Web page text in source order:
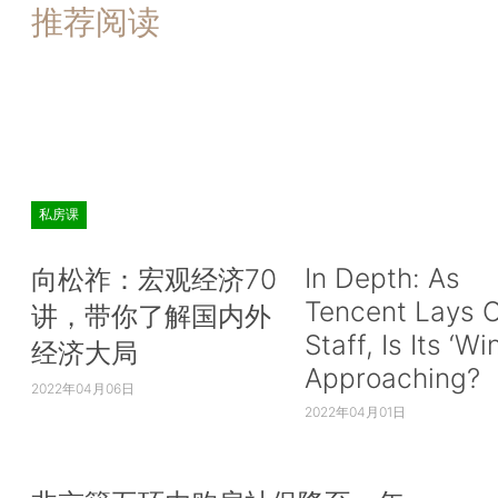
推荐阅读
私房课
向松祚：宏观经济70
讲，带你了解国内外
经济大局
2022年04月06日
In Depth: As
Tencent Lays
Staff, Is Its
Approaching?
2022年04月01日